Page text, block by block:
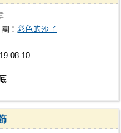
團：彩色的沙子
08-10